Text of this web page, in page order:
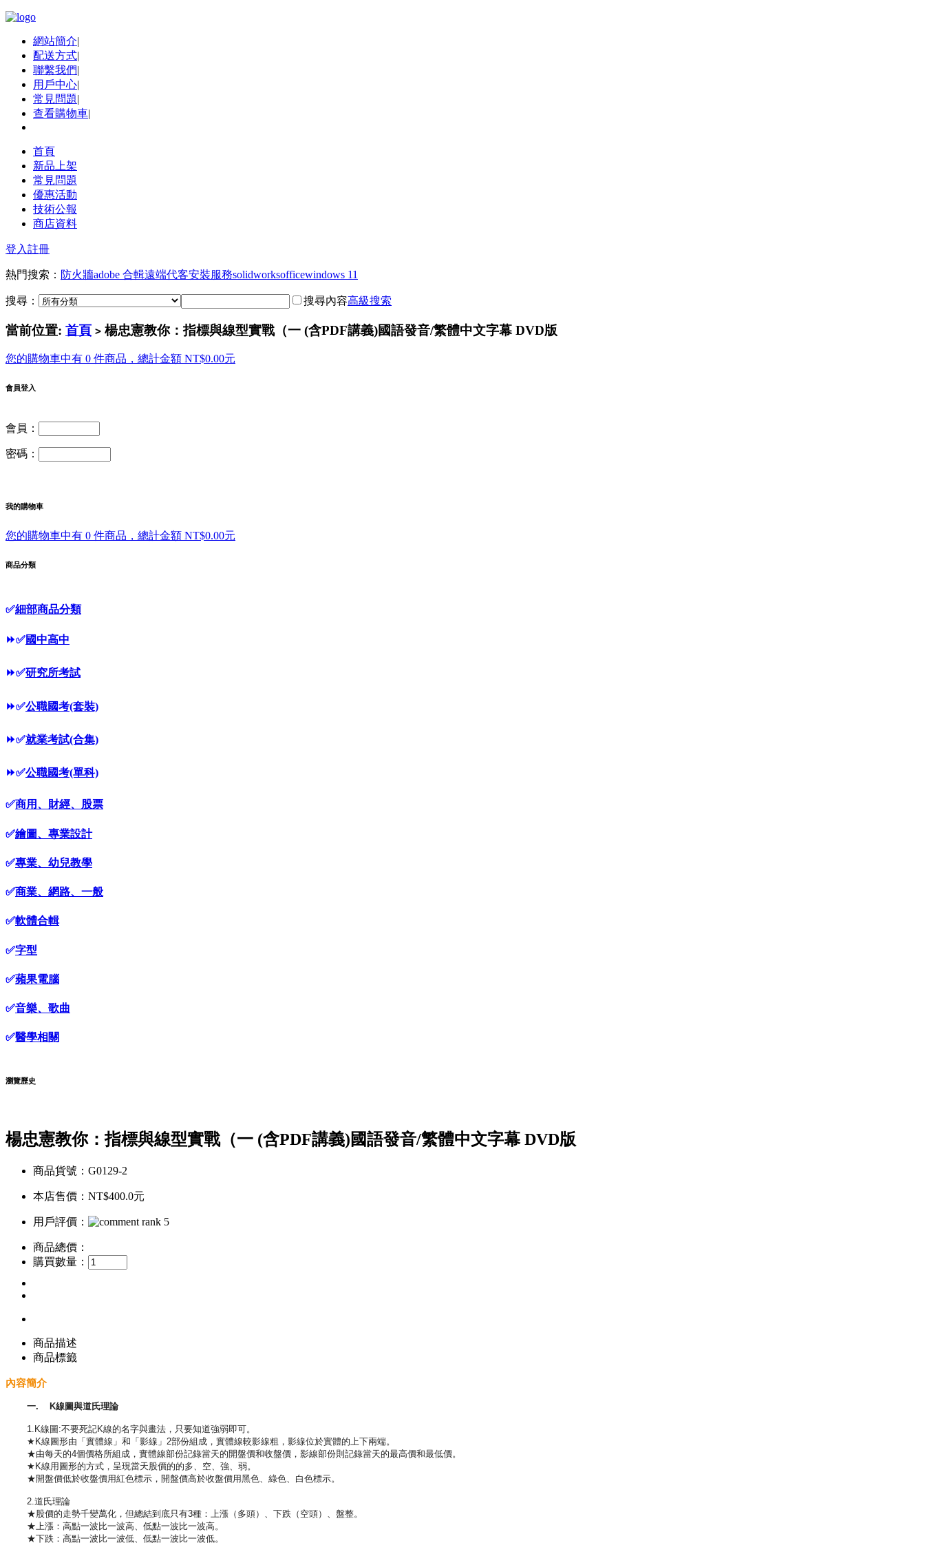
網站簡介|
配送方式|
聯繫我們|
用戶中心|
常見問題|
查看購物車|
首頁
新品上架
常見問題
優惠活動
技術公報
商店資料
登入註冊
熱門搜索： 防火牆adobe 合輯遠端代客安裝服務solidworksofficewindows 11
搜尋： 搜尋內容高級搜索
當前位置: 首頁 > 楊忠憲教你：指標與線型實戰（一 (含PDF講義)國語發音/繁體中文字幕 DVD版
您的購物車中有 0 件商品，總計金額 NT$0.00元
會員登入
會員：
密碼：
我的購物車
您的購物車中有 0 件商品，總計金額 NT$0.00元
商品分類
✅細部商品分類
⏩✅國中高中
⏩✅研究所考試
⏩✅公職國考(套裝)
⏩✅就業考試(合集)
⏩✅公職國考(單科)
✅商用、財經、股票
✅繪圖、專業設計
✅專業、幼兒教學
✅商業、網路、一般
✅軟體合輯
✅字型
✅蘋果電腦
✅音樂、歌曲
✅醫學相關
瀏覽歷史
楊忠憲教你：指標與線型實戰（一 (含PDF講義)國語發音/繁體中文字幕 DVD版
商品貨號：G0129-2
本店售價： NT$400.0元
用戶評價：
商品總價：
購買數量：
商品描述
商品標籤
內容簡介
一. K線圖與道氏理論
1.K線圖:不要死記K線的名字與畫法，只要知道強弱即可。
★K線圖形由「實體線」和「影線」2部份組成，實體線較影線粗，影線位於實體的上下兩端。
★由每天的4個價格所組成，實體線部份記錄當天的開盤價和收盤價，影線部份則記錄當天的最高價和最低價。
★K線用圖形的方式，呈現當天股價的的多、空、強、弱。
★開盤價低於收盤價用紅色標示，開盤價高於收盤價用黑色、綠色、白色標示。
2.道氏理論
★股價的走勢千變萬化，但總結到底只有3種：上漲（多頭）、下跌（空頭）、盤整。
★上漲：高點一波比一波高、低點一波比一波高。
★下跌：高點一波比一波低、低點一波比一波低。